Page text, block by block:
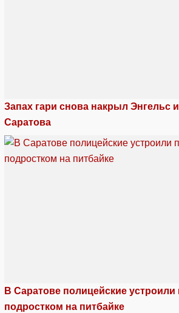
Запах гари снова накрыл Энгельс
Саратова
В Саратове полицейские устроили
подростком на питбайке